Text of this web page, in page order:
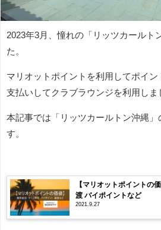
2023年3月、憧れの「リッツカールト
た。
マリオットポイントを利用してポイ
支払いしてクラブラウンジを利用しま
本記事では「リッツカールトン沖縄」
す。
【マリオットポイントの
渡 バイポイントなど
2021.9.27